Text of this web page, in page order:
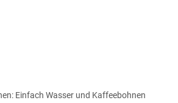
Einfach Wasser und Kaffeebohnen